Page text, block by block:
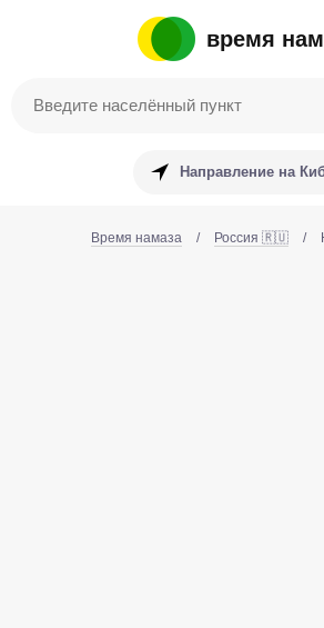
время
Направление на
Время намаза / Россия 🇷🇺 /